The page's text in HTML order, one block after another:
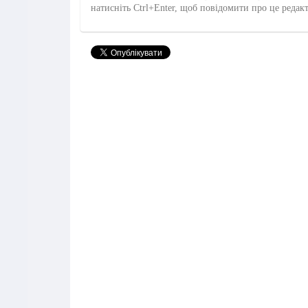
натисніть Ctrl+Enter, щоб повідомити про це